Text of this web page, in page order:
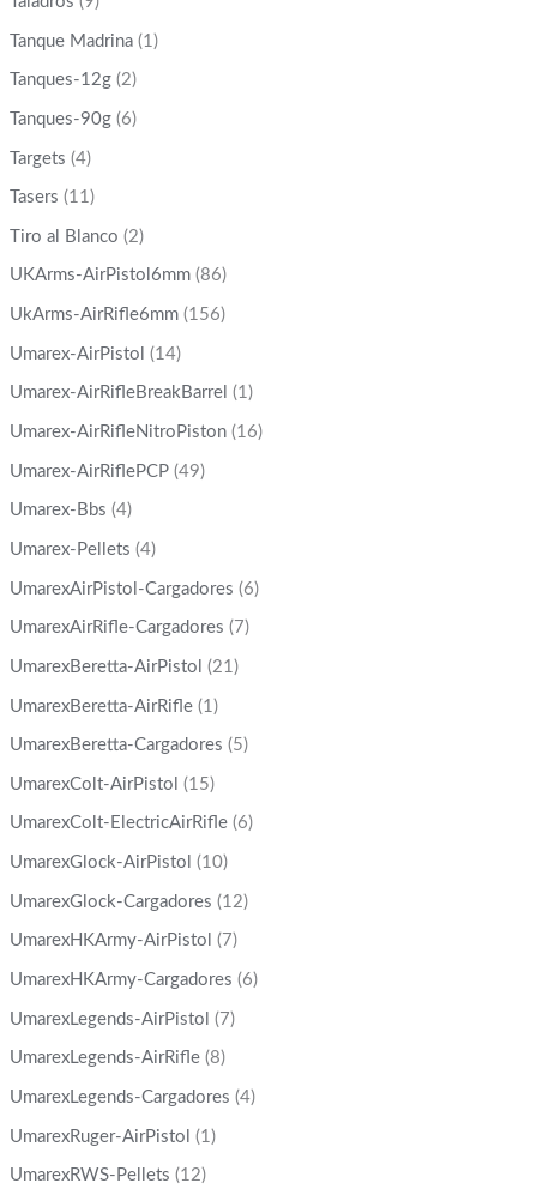
Tanque Madrina (1)
Tanques-12g (2)
Tanques-90g (6)
Targets (4)
Tasers (11)
Tiro al Blanco (2)
UKArms-AirPistol6mm (86)
UkArms-AirRifle6mm (156)
Umarex-AirPistol (14)
Umarex-AirRifleBreakBarrel (1)
Umarex-AirRifleNitroPiston (16)
Umarex-AirRiflePCP (49)
Umarex-Bbs (4)
Umarex-Pellets (4)
UmarexAirPistol-Cargadores (6)
UmarexAirRifle-Cargadores (7)
UmarexBeretta-AirPistol (21)
UmarexBeretta-AirRifle (1)
UmarexBeretta-Cargadores (5)
UmarexColt-AirPistol (15)
UmarexColt-ElectricAirRifle (6)
UmarexGlock-AirPistol (10)
UmarexGlock-Cargadores (12)
UmarexHKArmy-AirPistol (7)
UmarexHKArmy-Cargadores (6)
UmarexLegends-AirPistol (7)
UmarexLegends-AirRifle (8)
UmarexLegends-Cargadores (4)
UmarexRuger-AirPistol (1)
UmarexRWS-Pellets (12)